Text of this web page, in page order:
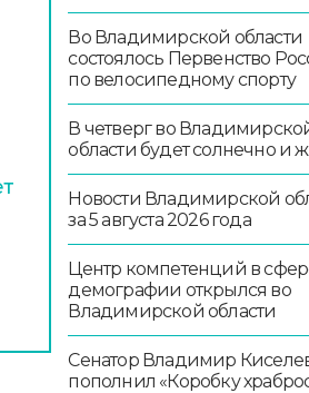
Во Владимирской области
состоялось Первенство
по велосипедному спорту
В четверг во
области будет солнечно и
Новости Владимирской
за 5 августа 2026 года
Центр компетенций в
демографии открылся во
Владимирской области
Сенатор Владимир
пополнил «Коробку